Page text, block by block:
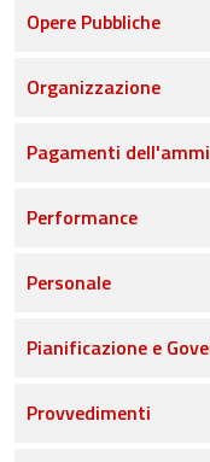
Opere Pubbliche
Organizzazione
Pagamenti
Performance
Personale
Pianificazione e
Provvedimenti